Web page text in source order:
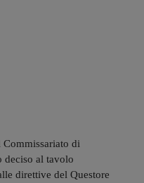
di
deciso al tavolo
direttive del Questore